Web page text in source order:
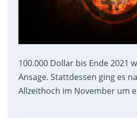
100.000 Dollar bis Ende 2021
Ansage. Stattdessen ging es
Allzeithoch im November um